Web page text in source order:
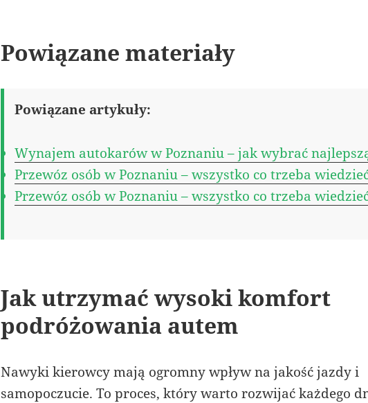
Powiązane materiały
Powiązane artykuły:
Wynajem autokarów w Poznaniu – jak wybrać
Przewóz osób w Poznaniu – wszystko co trzeba
Przewóz osób w Poznaniu – wszystko co trzeba
Jak utrzymać wysoki komfort
podróżowania autem
Nawyki kierowcy mają ogromny wpływ na jakość jazdy i
samopoczucie. To proces, który warto rozwijać każdego